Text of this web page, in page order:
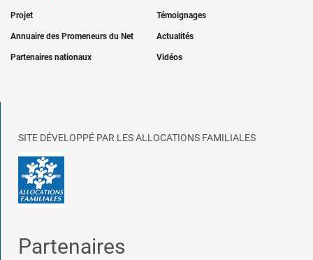
Projet Témoignages
Annuaire des Promeneurs du Net Actualités
Partenaires nationaux Vidéos
SITE DÉVELOPPÉ PAR LES ALLOCATIONS FAMILIALES
Partenaires